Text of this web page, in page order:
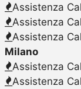
Assistenza
Assistenza
Assistenza
Milano
Assistenza
Assistenza